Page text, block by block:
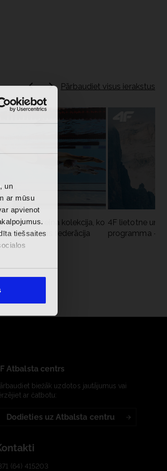
un
ar mūsu
apvienot
tiešsaites
Pārbaudiet visus ierakstus
- jaunā baseina kolekcija, ko
Peldēšanas federācija
4F lietotne un
programma -
Atbalsta centrs
biežāk uzdotos jautājumus vai
ar čatbotu:
Dodieties uz Atbalsta centru
(64) 415203